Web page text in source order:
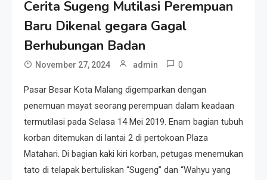
Cerita Sugeng Mutilasi Perempuan
Baru Dikenal gegara Gagal
Berhubungan Badan
November 27, 2024 admin 0
Pasar Besar Kota Malang digemparkan dengan
penemuan mayat seorang perempuan dalam keadaan
termutilasi pada Selasa 14 Mei 2019. Enam bagian tubuh
korban ditemukan di lantai 2 di pertokoan Plaza
Matahari. Di bagian kaki kiri korban, petugas menemukan
tato di telapak bertuliskan “Sugeng” dan “Wahyu yang